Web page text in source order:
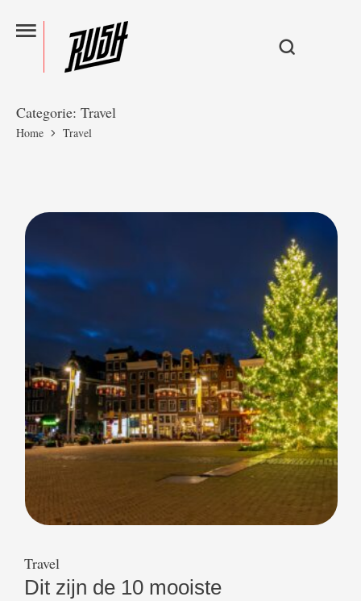
Categorie: Travel
Home Travel
Travel
Dit zijn de 10 mooiste